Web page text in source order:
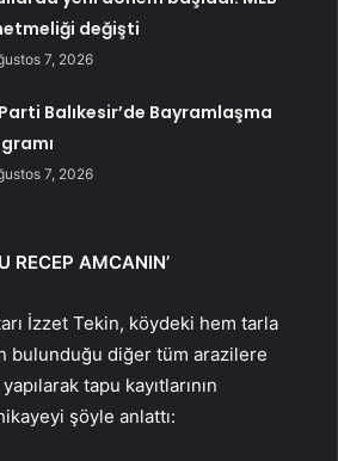
değişti
7, 2026
Balıkesir’de Bayramlaşma
7, 2026
RECEP AMCANIN’
İzzet Tekin, köydeki hem tarla
bulunduğu diğer tüm arazilere
tapu kayıtlarının
şöyle anlattı: